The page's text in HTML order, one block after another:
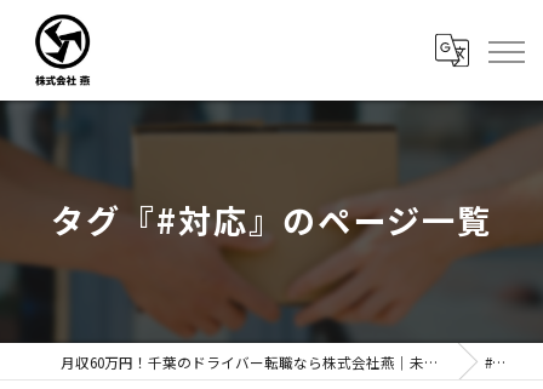
タグ『#対応』のページ一覧
月収60万円！千葉のドライバー転職なら株式会社燕｜未経験歓迎 #対応